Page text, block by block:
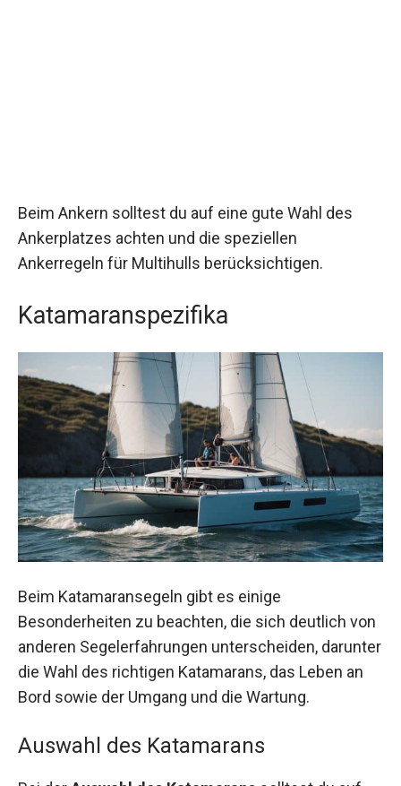
Beim Ankern solltest du auf eine gute Wahl des
Ankerplatzes achten und die speziellen
Ankerregeln für Multihulls berücksichtigen.
Katamaranspezifika
Beim Katamaransegeln gibt es einige
Besonderheiten zu beachten, die sich deutlich von
anderen Segelerfahrungen unterscheiden, darunter
die Wahl des richtigen Katamarans, das Leben an
Bord sowie der Umgang und die Wartung.
Auswahl des Katamarans